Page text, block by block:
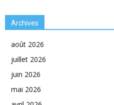
Archives
août 2026
juillet 2026
juin 2026
mai 2026